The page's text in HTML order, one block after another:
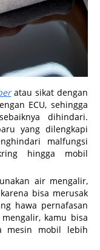
atau sikat dengan
ECU, sehingga
dihindari.
yang dilengkapi
malfungsi
hingga mobil
air mengalir,
bisa merusak
hawa pernafasan
kamu bisa
mesin mobil lebih